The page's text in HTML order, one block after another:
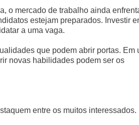
o mercado de trabalho ainda
estejam preparados. Investir
a uma vaga.
que podem abrir portas. Em
novas habilidades podem ser os
entre os muitos interessados.